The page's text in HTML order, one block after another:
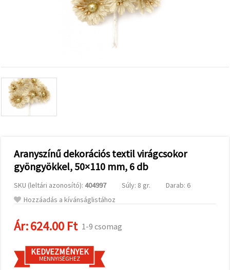
a
valamint
relevánsabb
tartalmat
hirdetéseket
analitikai és
marketingpartnereink
segítségével
Az "Összes
elfogadása"
gombra
elfogadhatja
az összes
Beállításokban
megadhatja
Aranyszínű dekorációs textil virágcsokor
gyöngyökkel, 50×110 mm, 6 db
SKU (leltári azonosító): 404997 Súly: 8 gr.
Darab: 6
Hozzáadás a kívánságlistához
Ár:624.00 Ft 1-9 csomag
KEDVEZMÉNYEK
MENNYISÉGHEZ